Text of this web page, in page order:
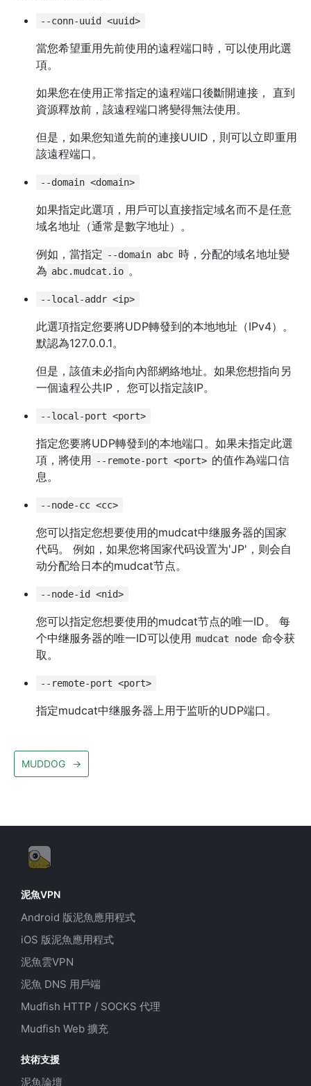
--conn-uuid <uuid>
當您希望重用先前使用的遠程端口時，可以使用此選
項。
如果您在使用正常指定的遠程端口後斷開連接， 直到
資源釋放前，該遠程端口將變得無法使用。
但是，如果您知道先前的連接UUID，則可以立即重用
該遠程端口。
--domain <domain>
如果指定此選項，用戶可以直接指定域名而不是任意
域名地址（通常是數字地址）。
例如，當指定 --domain abc 時，分配的域名地址變
為 abc.mudcat.io 。
--local-addr <ip>
此選項指定您要將UDP轉發到的本地地址（IPv4）。
默認為127.0.0.1。
但是，該值未必指向內部網絡地址。如果您想指向另
一個遠程公共IP， 您可以指定該IP。
--local-port <port>
指定您要將UDP轉發到的本地端口。如果未指定此選
項，將使用 --remote-port <port> 的值作為端口信
息。
--node-cc <cc>
您可以指定您想要使用的mudcat中继服务器的国家
代码。 例如，如果您将国家代码设置为'JP'，则会自
动分配给日本的mudcat节点。
--node-id <nid>
您可以指定您想要使用的mudcat节点的唯一ID。 每
个中继服务器的唯一ID可以使用 mudcat node 命令获
取。
--remote-port <port>
指定mudcat中继服务器上用于监听的UDP端口。
MUDDOG →
泥魚VPN
Android 版泥魚應用程式
iOS 版泥魚應用程式
泥魚雲VPN
泥魚 DNS 用戶端
Mudfish HTTP / SOCKS 代理
Mudfish Web 擴充
技術支援
泥魚論壇